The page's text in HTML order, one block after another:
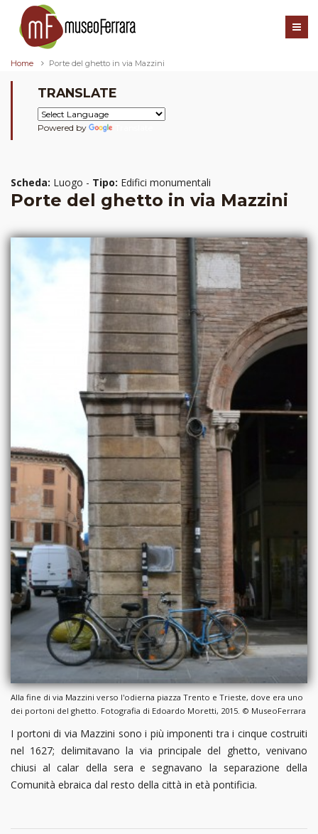
Home Porte del ghetto in via Mazzini
TRANSLATE
Powered by
Scheda: Luogo - Tipo: Edifici monumentali
Porte del ghetto in via Mazzini
Alla fine di via Mazzini verso l'odierna piazza Trento e Trieste, dove era uno
dei portoni del ghetto. Fotografia di Edoardo Moretti, 2015. © MuseoFerrara
I portoni di via Mazzini sono i più imponenti tra i cinque costruiti
nel 1627; delimitavano la via principale del ghetto, venivano
chiusi al calar della sera e segnavano la separazione della
Comunità ebraica dal resto della città in età pontificia.